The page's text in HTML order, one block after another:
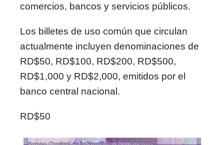
comercios, bancos y servicios públicos.
Los billetes de uso común que circulan
actualmente incluyen denominaciones de
RD$50, RD$100, RD$200, RD$500,
RD$1,000 y RD$2,000, emitidos por el
banco central nacional.
RD$50